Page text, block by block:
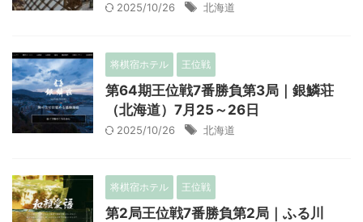
2025/10/26 北海道
将棋宿ホテル 王位戦
第64期王位戦7番勝負第3局｜銀鱗荘
（北海道）7月25～26日
2025/10/26 北海道
将棋宿ホテル 王位戦
第2局王位戦7番勝負第2局｜ふる川